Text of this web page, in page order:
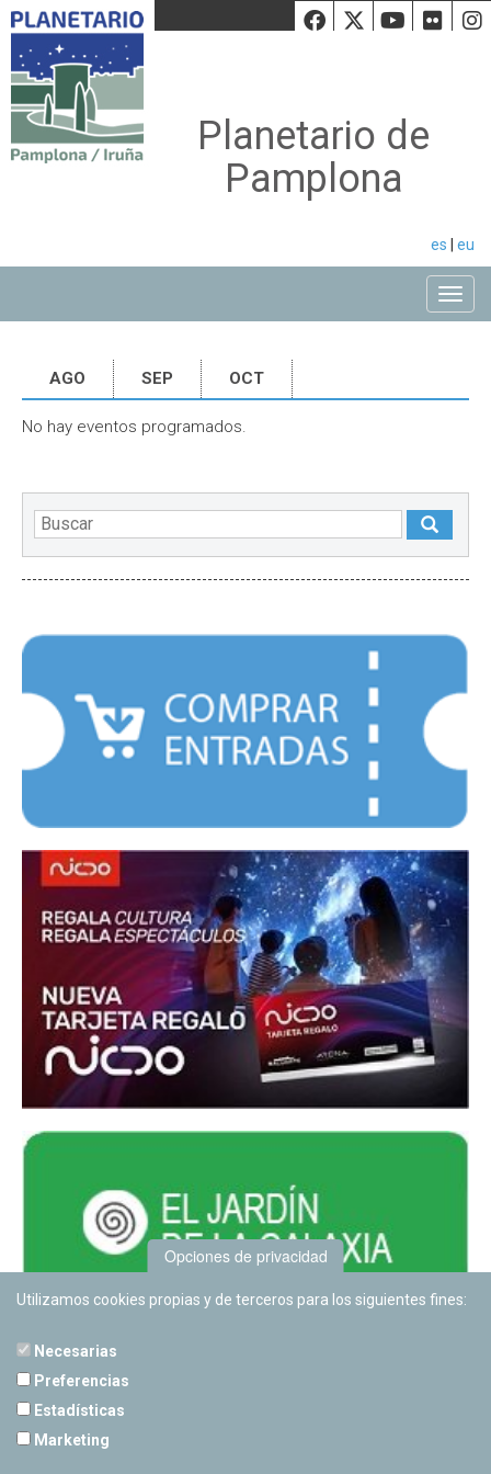
Facebook
Twiiter
Planetario de
Pamplona
es eu
AGO SEP OCT
No hay eventos programados.
Opciones de privacidad
Utilizamos cookies propias y de terceros para los siguientes fines:
Necesarias
Preferencias
Estadísticas
Marketing